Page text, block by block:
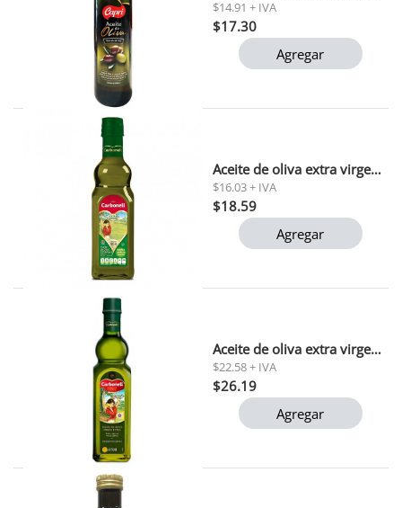
$14.91 + IVA
$17.30
Agregar
Aceite de oliva extra virgen carbonell 500 ml
$16.03 + IVA
$18.59
Agregar
Aceite de oliva extra virgen carbonell 750 ml
$22.58 + IVA
$26.19
Agregar